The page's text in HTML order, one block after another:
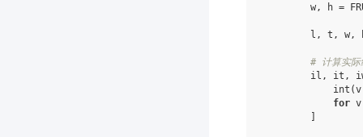
w , h =
l , t , w ,
# 计算实际
il , it ,
int (v
for v
]